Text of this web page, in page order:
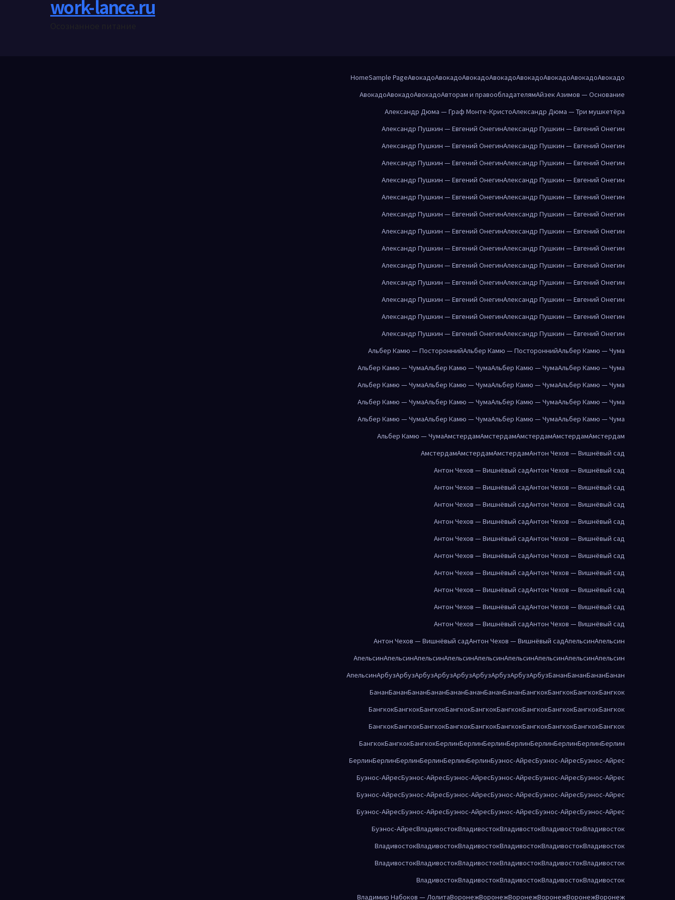
work-lance.ru
HomeSample PageАвокадоАвокадоАвокадоАвокадоАвокадоАвокадоАвокадоАвокадо
АвокадоАвокадоАвокадоАвторам и правообладателямАйзек Азимов — Основание
Александр Дюма — Граф Монте-КристоАлександр Дюма — Три мушкетёра
Александр Пушкин — Евгений ОнегинАлександр Пушкин — Евгений Онегин
Александр Пушкин — Евгений ОнегинАлександр Пушкин — Евгений Онегин
Александр Пушкин — Евгений ОнегинАлександр Пушкин — Евгений Онегин
Александр Пушкин — Евгений ОнегинАлександр Пушкин — Евгений Онегин
Александр Пушкин — Евгений ОнегинАлександр Пушкин — Евгений Онегин
Александр Пушкин — Евгений ОнегинАлександр Пушкин — Евгений Онегин
Александр Пушкин — Евгений ОнегинАлександр Пушкин — Евгений Онегин
Александр Пушкин — Евгений ОнегинАлександр Пушкин — Евгений Онегин
Александр Пушкин — Евгений ОнегинАлександр Пушкин — Евгений Онегин
Александр Пушкин — Евгений ОнегинАлександр Пушкин — Евгений Онегин
Александр Пушкин — Евгений ОнегинАлександр Пушкин — Евгений Онегин
Александр Пушкин — Евгений ОнегинАлександр Пушкин — Евгений Онегин
Александр Пушкин — Евгений ОнегинАлександр Пушкин — Евгений Онегин
Альбер Камю — ПостороннийАльбер Камю — ПостороннийАльбер Камю — Чума
Альбер Камю — ЧумаАльбер Камю — ЧумаАльбер Камю — ЧумаАльбер Камю — Чума
Альбер Камю — ЧумаАльбер Камю — ЧумаАльбер Камю — ЧумаАльбер Камю — Чума
Альбер Камю — ЧумаАльбер Камю — ЧумаАльбер Камю — ЧумаАльбер Камю — Чума
Альбер Камю — ЧумаАльбер Камю — ЧумаАльбер Камю — ЧумаАльбер Камю — Чума
Альбер Камю — ЧумаАмстердамАмстердамАмстердамАмстердамАмстердам
АмстердамАмстердамАмстердамАнтон Чехов — Вишнёвый сад
Антон Чехов — Вишнёвый садАнтон Чехов — Вишнёвый сад
Антон Чехов — Вишнёвый садАнтон Чехов — Вишнёвый сад
Антон Чехов — Вишнёвый садАнтон Чехов — Вишнёвый сад
Антон Чехов — Вишнёвый садАнтон Чехов — Вишнёвый сад
Антон Чехов — Вишнёвый садАнтон Чехов — Вишнёвый сад
Антон Чехов — Вишнёвый садАнтон Чехов — Вишнёвый сад
Антон Чехов — Вишнёвый садАнтон Чехов — Вишнёвый сад
Антон Чехов — Вишнёвый садАнтон Чехов — Вишнёвый сад
Антон Чехов — Вишнёвый садАнтон Чехов — Вишнёвый сад
Антон Чехов — Вишнёвый садАнтон Чехов — Вишнёвый сад
Антон Чехов — Вишнёвый садАнтон Чехов — Вишнёвый садАпельсинАпельсин
АпельсинАпельсинАпельсинАпельсинАпельсинАпельсинАпельсинАпельсинАпельсин
АпельсинАрбузАрбузАрбузАрбузАрбузАрбузАрбузАрбузАрбузБананБананБананБанан
БананБананБананБананБананБананБананБананБангкокБангкокБангкокБангкок
БангкокБангкокБангкокБангкокБангкокБангкокБангкокБангкокБангкокБангкок
БангкокБангкокБангкокБангкокБангкокБангкокБангкокБангкокБангкокБангкок
БангкокБангкокБангкокБерлинБерлинБерлинБерлинБерлинБерлинБерлинБерлин
БерлинБерлинБерлинБерлинБерлинБерлинБуэнос-АйресБуэнос-АйресБуэнос-Айрес
Буэнос-АйресБуэнос-АйресБуэнос-АйресБуэнос-АйресБуэнос-АйресБуэнос-Айрес
Буэнос-АйресБуэнос-АйресБуэнос-АйресБуэнос-АйресБуэнос-АйресБуэнос-Айрес
Буэнос-АйресБуэнос-АйресБуэнос-АйресБуэнос-АйресБуэнос-АйресБуэнос-Айрес
Буэнос-АйресВладивостокВладивостокВладивостокВладивостокВладивосток
ВладивостокВладивостокВладивостокВладивостокВладивостокВладивосток
ВладивостокВладивостокВладивостокВладивостокВладивостокВладивосток
ВладивостокВладивостокВладивостокВладивостокВладивосток
Владимир Набоков — ЛолитаВоронежВоронежВоронежВоронежВоронежВоронеж